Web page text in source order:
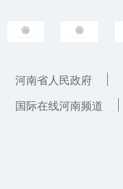
河南省人民政府
国际在线河南频道